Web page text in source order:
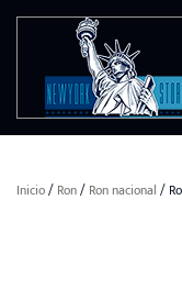
Ir al contenido
Inicio/ Ron/ Ron nacional /